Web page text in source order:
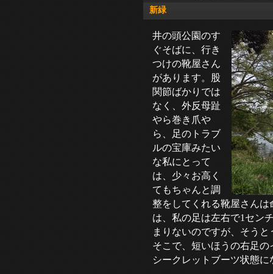
新緑
井の頭公園のす
ぐそばに、行き
つけの靴屋さん
があります。股
関節ばかりでは
なく、外反母趾
やら巻き爪や
ら、足のトラブ
ルの宝庫みたい
な私にとって
は、少々お高く
てもちゃんと調
整をしてくれる靴屋さん
は、私の足は左右で1セン
まりないのですが、そう
そこで、短いほうの右足
シークレットブーツ状態